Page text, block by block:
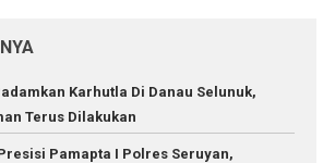
Karhutla Di Danau Selunuk,
Terus Dilakukan
Pamapta I Polres Seruyan,